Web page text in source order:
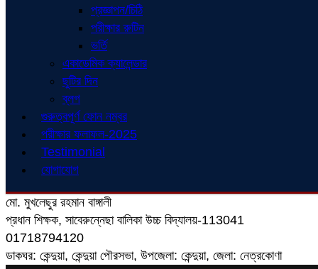
প্রজ্ঞাপন/চিঠি
পরীক্ষার রুটিন
ভর্তি
একাডেমিক ক্যালেন্ডার
ছুটির দিন
ব্লগ
গুরুত্বপূর্ণ ফোন নম্বর
পরীক্ষার ফলাফল-2025
Testimonial
যোগাযোগ
মো. মুখলেছুর রহমান বাঙ্গালী
প্রধান শিক্ষক, সাবেরুন্নেছা বালিকা উচ্চ বিদ্যালয়-113041
01718794120
ডাকঘর: কেন্দুয়া, কেন্দুয়া পৌরসভা, উপজেলা: কেন্দুয়া, জেলা: নেত্রকোণা